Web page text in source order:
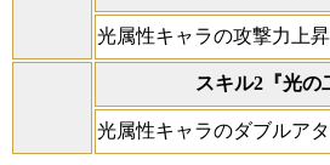
光属性キャラの攻撃力上
スキル2『光の
光属性キャラのダブルア